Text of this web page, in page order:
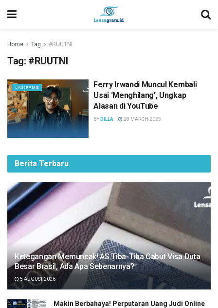
Home Tag #RUUTNI
Tag: #RUUTNI
LAGIRAME
Ferry Irwandi Muncul Kembali
Usai ‘Menghilang’, Ungkap
Alasan di YouTube
BY DILLA 28 MARCH 2025
Berita Terbaru
Ketegangan Memuncak! AS Tiba-Tiba Cabut Visa Duta
Besar Brasil, Ada Apa Sebenarnya?
5 AUGUST 2026
Makin Berbahaya! Perputaran Uang Judi Online